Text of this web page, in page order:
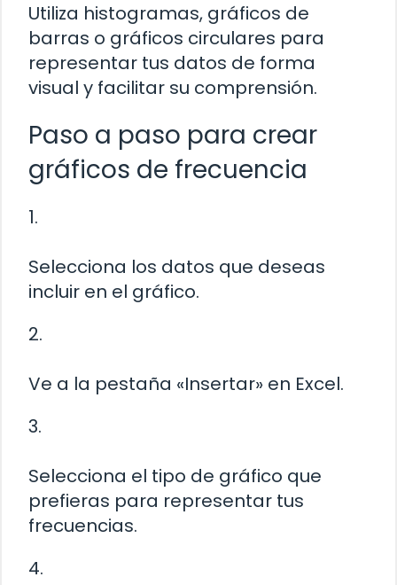
Utiliza histogramas, gráficos de
barras o gráficos circulares para
representar tus datos de forma
visual y facilitar su comprensión.
Paso a paso para crear
gráficos de frecuencia
1.
Selecciona los datos que deseas
incluir en el gráfico.
2.
Ve a la pestaña «Insertar» en Excel.
3.
Selecciona el tipo de gráfico que
prefieras para representar tus
frecuencias.
4.